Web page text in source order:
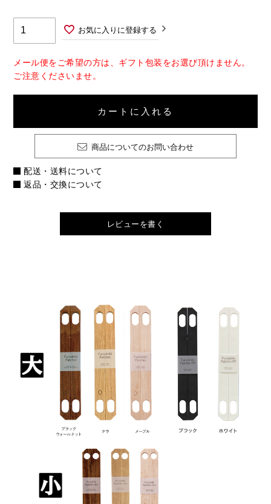
お気に入りに登録する
メール便をご希望の方は、ギフト包装をお選び頂けません。
ご注意くださいませ。
カートに入れる
商品についてのお問い合わせ
配送・送料について
返品・交換について
レビューを書く